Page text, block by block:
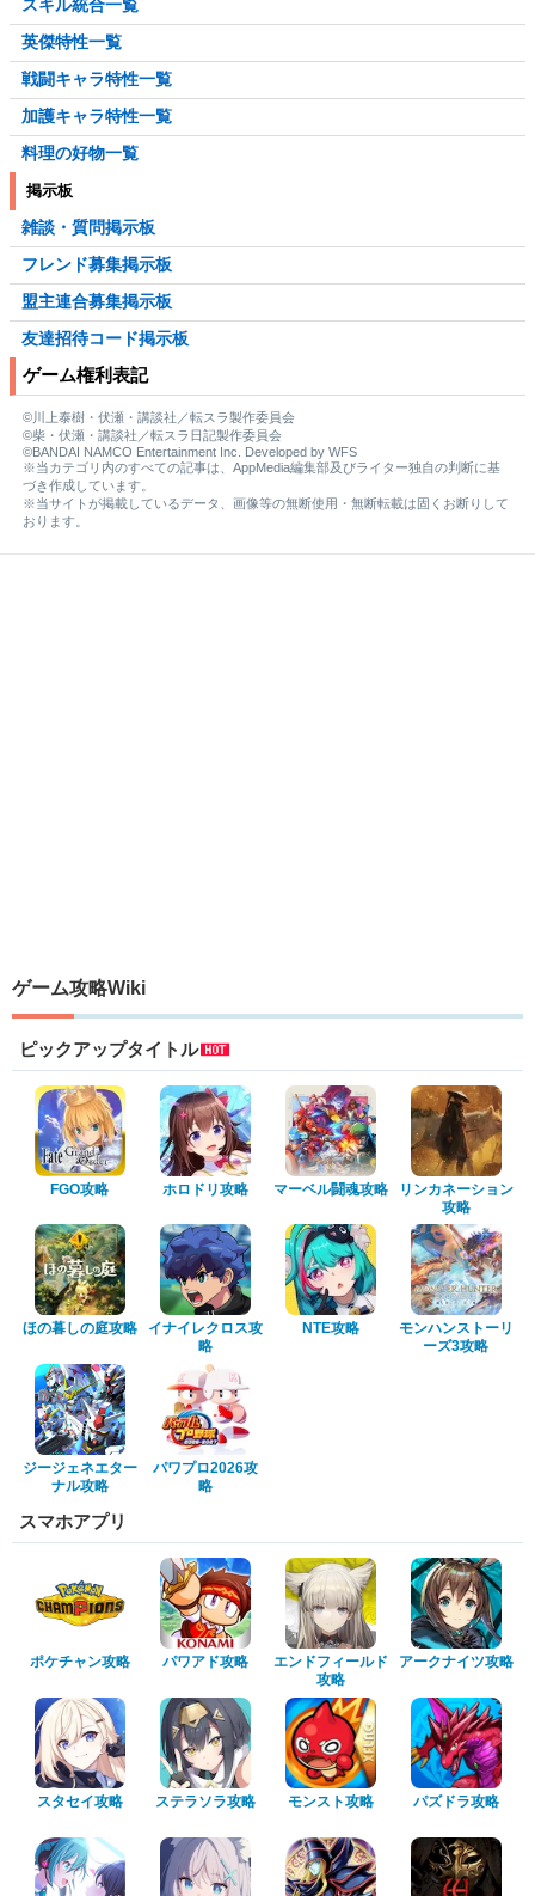
スキル統合一覧
英傑特性一覧
戦闘キャラ特性一覧
加護キャラ特性一覧
料理の好物一覧
掲示板
雑談・質問掲示板
フレンド募集掲示板
盟主連合募集掲示板
友達招待コード掲示板
ゲーム権利表記
©川上泰樹・伏瀬・講談社／転スラ製作委員会
©柴・伏瀬・講談社／転スラ日記製作委員会
©BANDAI NAMCO Entertainment Inc. Developed by WFS
※当カテゴリ内のすべての記事は、AppMedia編集部及びライター独自の判断に基
づき作成しています。
※当サイトが掲載しているデータ、画像等の無断使用・無断転載は固くお断りして
おります。
ゲーム攻略Wiki
ピックアップタイトル
FGO攻略 ホロドリ攻略 マーベル闘魂攻略
リンカネーション
攻略
ほの暮しの庭攻略
イナイレクロス攻
略
NTE攻略
モンハンストーリ
ーズ3攻略
ジージェネエター
ナル攻略
パワプロ2026攻
略
スマホアプリ
ポケチャン攻略 パワアド攻略
エンドフィールド
攻略
アークナイツ攻略
スタセイ攻略 ステラソラ攻略 モンスト攻略 パズドラ攻略